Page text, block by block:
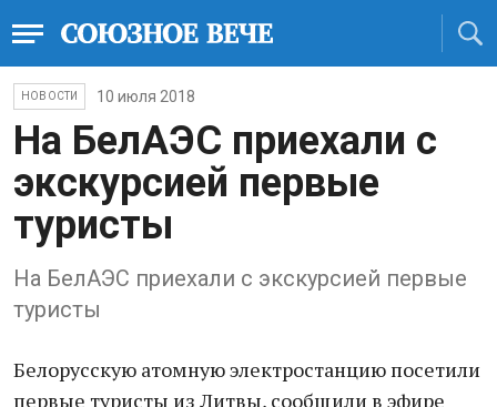
НОВОСТИ 10 июля 2018
На БелАЭС приехали с
экскурсией первые
туристы
На БелАЭС приехали с экскурсией первые
туристы
Белорусскую атомную электростанцию посетили
первые туристы из Литвы, сообщили в эфире